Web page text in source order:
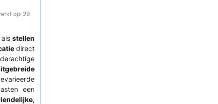
op: 29
als stellen
direct
een